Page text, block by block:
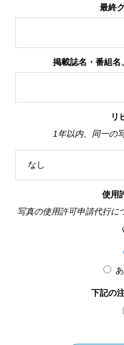
最終
掲載誌名・番組
リ
1年以内、同一の
使用
写真の使用許可申請代行に
下記の